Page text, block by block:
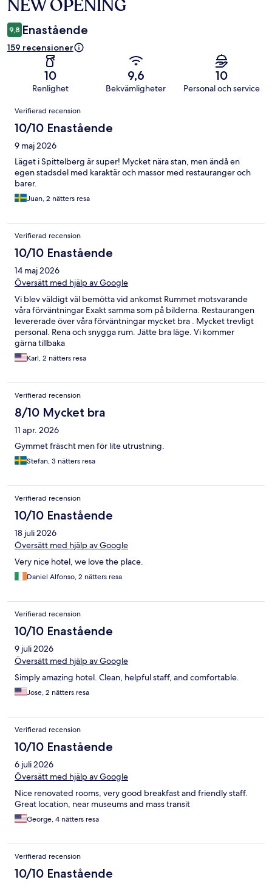
NEW OPENING
9,8 Enastående
159 recensioner
10
Renlighet
9,6
Bekvämligheter
10
Personal och service
Recensioner
Verifierad recension
10/10 Enastående
9 maj 2026
Läget i Spittelberg är super! Mycket nära stan, men ändå en
egen stadsdel med karaktär och massor med restauranger och
barer.
Juan, 2 nätters resa
Verifierad recension
10/10 Enastående
14 maj 2026
Översätt med hjälp av Google
Vi blev väldigt väl bemötta vid ankomst Rummet motsvarande
våra förväntningar Exakt samma som på bilderna. Restaurangen
levererade över våra förväntningar mycket bra . Mycket trevligt
personal. Rena och snygga rum. Jätte bra läge. Vi kommer
gärna tillbaka
Karl, 2 nätters resa
Verifierad recension
8/10 Mycket bra
11 apr. 2026
Gymmet fräscht men för lite utrustning.
Stefan, 3 nätters resa
Verifierad recension
10/10 Enastående
18 juli 2026
Översätt med hjälp av Google
Very nice hotel, we love the place.
Daniel Alfonso, 2 nätters resa
Verifierad recension
10/10 Enastående
9 juli 2026
Översätt med hjälp av Google
Simply amazing hotel. Clean, helpful staff, and comfortable.
Jose, 2 nätters resa
Verifierad recension
10/10 Enastående
6 juli 2026
Översätt med hjälp av Google
Nice renovated rooms, very good breakfast and friendly staff.
Great location, near museums and mass transit
George, 4 nätters resa
Verifierad recension
10/10 Enastående